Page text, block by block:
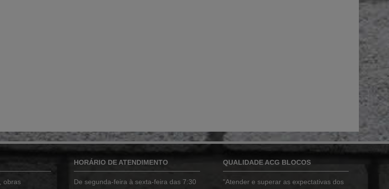
obras
HORÁRIO DE ATENDIMENTO
De segunda-feira à sexta-feira das 7:30
QUALIDADE ACG BLOCOS
"Atender e superar as expectativas dos